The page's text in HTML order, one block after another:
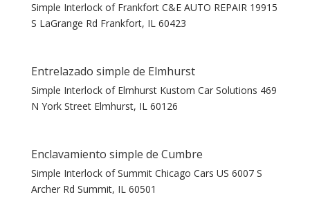
Simple Interlock of Frankfort C&E AUTO REPAIR 19915
S LaGrange Rd Frankfort, IL 60423
Entrelazado simple de Elmhurst
Simple Interlock of Elmhurst Kustom Car Solutions 469
N York Street Elmhurst, IL 60126
Enclavamiento simple de Cumbre
Simple Interlock of Summit Chicago Cars US 6007 S
Archer Rd Summit, IL 60501